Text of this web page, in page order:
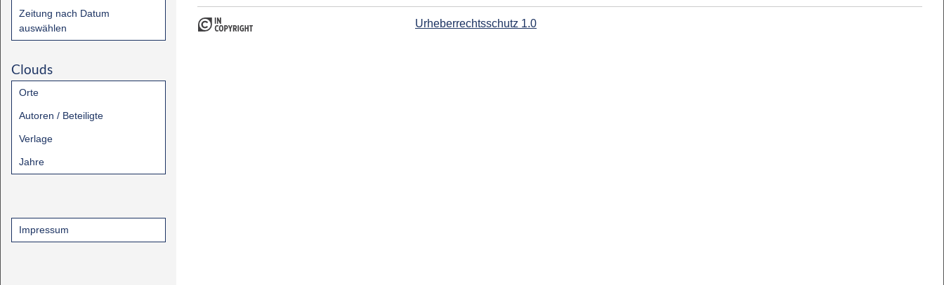
Zeitung nach Datum
auswählen
Clouds
Orte
Autoren / Beteiligte
Verlage
Jahre
Impressum
Urheberrechtsschutz 1.0